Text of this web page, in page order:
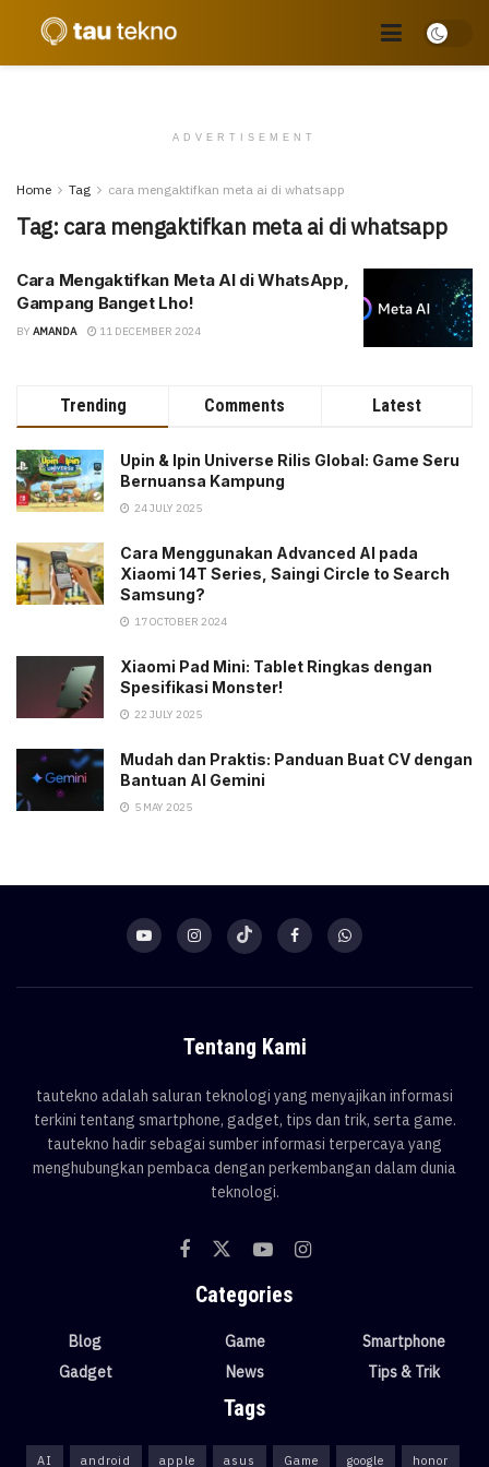
ADVERTISEMENT
Home Tag cara mengaktifkan meta ai di whatsapp
Tag: cara mengaktifkan meta ai di whatsapp
Cara Mengaktifkan Meta AI di WhatsApp,
Gampang Banget Lho!
BY AMANDA 11 DECEMBER 2024
Trending Comments Latest
Upin & Ipin Universe Rilis Global: Game Seru
Bernuansa Kampung
24 JULY 2025
Cara Menggunakan Advanced AI pada
Xiaomi 14T Series, Saingi Circle to Search
Samsung?
17 OCTOBER 2024
Xiaomi Pad Mini: Tablet Ringkas dengan
Spesifikasi Monster!
22 JULY 2025
Mudah dan Praktis: Panduan Buat CV dengan
Bantuan AI Gemini
5 MAY 2025
Tentang Kami
tautekno adalah saluran teknologi yang menyajikan informasi
terkini tentang smartphone, gadget, tips dan trik, serta game.
tautekno hadir sebagai sumber informasi terpercaya yang
menghubungkan pembaca dengan perkembangan dalam dunia
teknologi.
Categories
Blog
Gadget
Game
News
Smartphone
Tips & Trik
Tags
AI android apple asus Game google honor